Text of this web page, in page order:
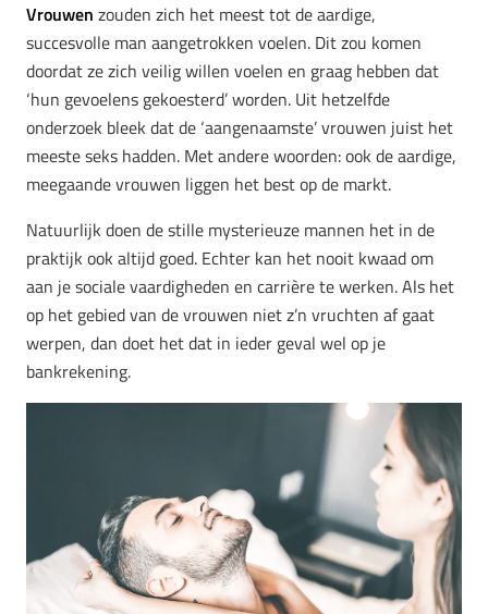
Vrouwen zouden zich het meest tot de aardige,
succesvolle man aangetrokken voelen. Dit zou komen
doordat ze zich veilig willen voelen en graag hebben dat
‘hun gevoelens gekoesterd’ worden. Uit hetzelfde
onderzoek bleek dat de ‘aangenaamste’ vrouwen juist het
meeste seks hadden. Met andere woorden: ook de aardige,
meegaande vrouwen liggen het best op de markt.
Natuurlijk doen de stille mysterieuze mannen het in de
praktijk ook altijd goed. Echter kan het nooit kwaad om
aan je sociale vaardigheden en carrière te werken. Als het
op het gebied van de vrouwen niet z’n vruchten af gaat
werpen, dan doet het dat in ieder geval wel op je
bankrekening.